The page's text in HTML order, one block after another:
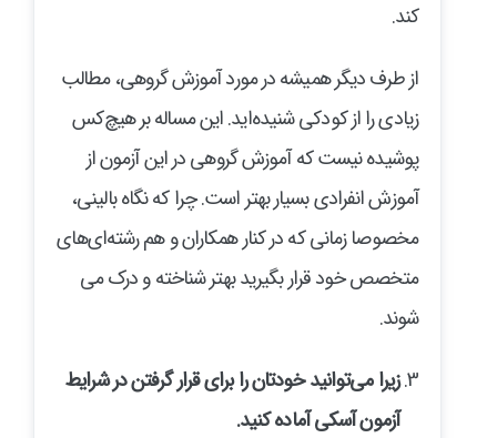
کند.
از طرف دیگر همیشه در مورد آموزش گروهی، مطالب
زیادی را از کودکی شنیده‌اید. این مساله بر هیچ‌کس
پوشیده نیست که آموزش گروهی در این آزمون از
آموزش انفرادی بسیار بهتر است. چرا که نگاه بالینی،
مخصوصا زمانی که در کنار همکاران و هم رشته‌ای‌های
متخصص خود قرار بگیرید بهتر شناخته و درک می
شوند.
زیرا می‌توانید خودتان را برای قرار گرفتن در شرایط
آزمون آسکی آماده کنید.